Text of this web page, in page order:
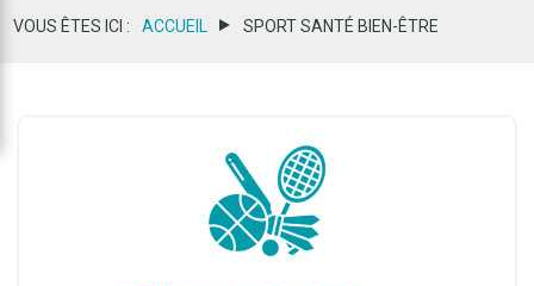
VOUS ÊTES ICI : ACCUEIL SPORT SANTÉ BIEN-ÊTRE